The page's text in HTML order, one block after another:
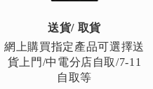
送貨/ 取貨
網上購買指定產品可選擇送
貨上門/中電分店自取/7-11
自取等